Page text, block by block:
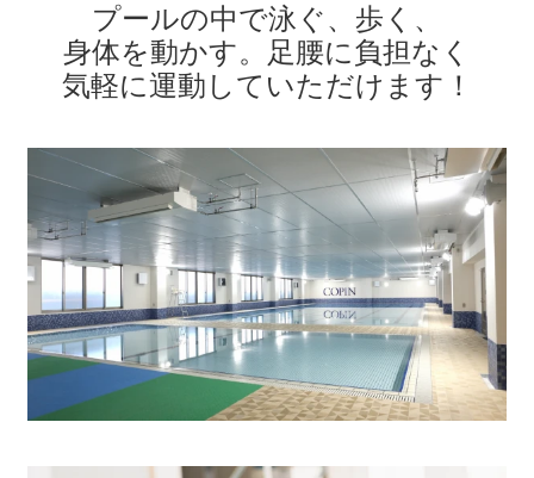
プールの中で泳ぐ、歩く、
身体を動かす。
足腰に負担なく
気軽に運動していただけます ！